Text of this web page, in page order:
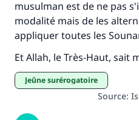
musulman est de ne pas
modalité mais de les
appliquer toutes les
Et Allah, le Très-Haut, sait
jeûne surérogatoire
Source: